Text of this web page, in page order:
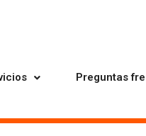
Preguntas